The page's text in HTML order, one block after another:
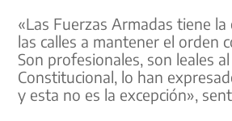
«Las Fuerzas Armadas tiene
las calles a mantener el orden
Son profesionales, son leales
Constitucional, lo han
y esta no es la excepción»,